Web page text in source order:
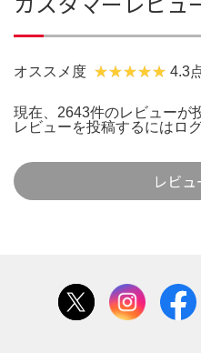
オススメ度 4.3
現在、2643件のレビューが
レビューを投稿するには ロ
レビ